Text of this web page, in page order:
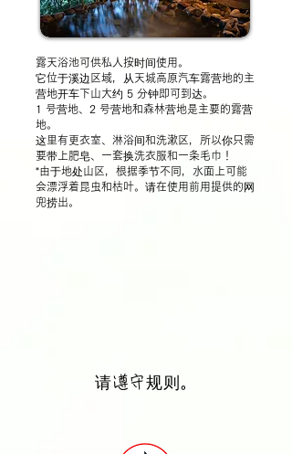
露天浴池可供私人按时间使用。
它位于溪边区域，从天城高原汽车露营地的主
营地开车下山大约 5 分钟即可到达。
1 号营地、2 号营地和森林营地是主要的露营
地。
这里有更衣室、淋浴间和洗漱区，所以你只需
要带上肥皂、一套换洗衣服和一条毛巾！
*由于地处山区，根据季节不同，水面上可能
会漂浮着昆虫和枯叶。请在使用前用提供的网
兜捞出。
请遵守规则。